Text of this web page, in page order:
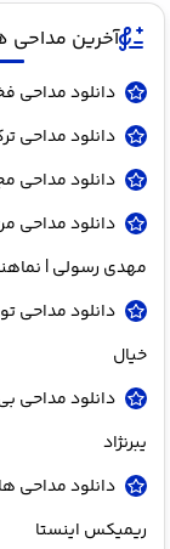
آخرین مداحی
دانلود مداحی
دانلود مداحی
دانلود مداحی
دانلود مداحی
مهدی رسولی |
دانلود مداحی
خیال
دانلود مداحی
یبرنژاد
دانلود مداحی
ریمیکس اینستا